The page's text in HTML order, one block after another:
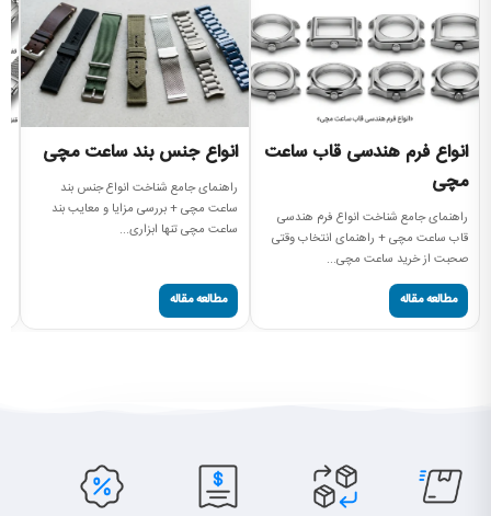
انواع فرم هندسی قاب ساعت
مچی
راهنمای جامع شناخت انواع فرم هندسی
قاب ساعت مچی + راهنمای انتخاب وقتی
صحبت از خرید ساعت مچی...
مطالعه مقاله
انواع جنس بند ساعت مچی
راهنمای جامع شناخت انواع جنس بند
ساعت مچی + بررسی مزایا و معایب بند
ساعت مچی تنها ابزاری...
مطالعه مقاله